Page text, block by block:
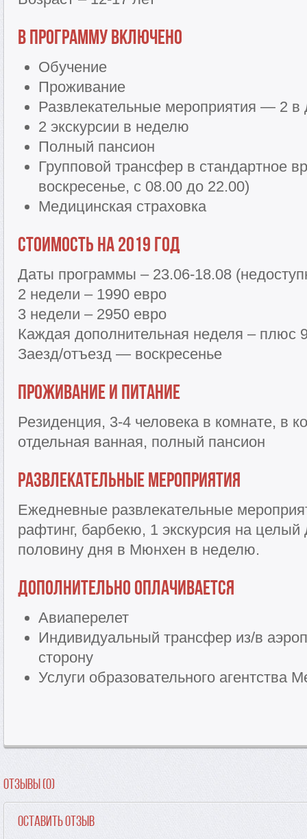
В программу включено
Обучение
Проживание
Развлекательные мероприятия — 2 в
2 экскурсии в неделю
Полный пансион
Групповой трансфер в стандартное
воскресенье, с 08.00 до 22.00)
Медицинская страховка
Стоимость на 2019 год
Даты программы – 23.06-18.08
2 недели – 1990 евро
3 недели – 2950 евро
Каждая дополнительная неделя – плюс
Заезд/отъезд — воскресенье
Проживание и питание
Резиденция, 3-4 человека в комнате, в
отдельная ванная, полный пансион
Развлекательные мероприятия
Ежедневные развлекательные
рафтинг, барбекю, 1 экскурсия на целый
половину дня в Мюнхен в неделю.
Дополнительно оплачивается
Авиаперелет
Индивидуальный трансфер из/в
сторону
Услуги образовательного агентства
Отзывы (0)
Оставить отзыв